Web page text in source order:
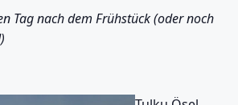
Tag nach dem Frühstück (oder noch